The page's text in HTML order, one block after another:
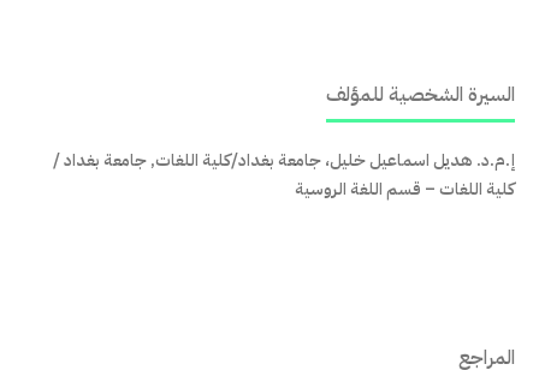
للمؤلف
خليل، جامعة بغداد/كلية اللغات, جامعة بغداد /
اللغة الروسية